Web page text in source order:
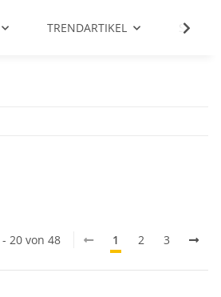
TRENDARTIKEL SALE %
20 von 48 1 2 3